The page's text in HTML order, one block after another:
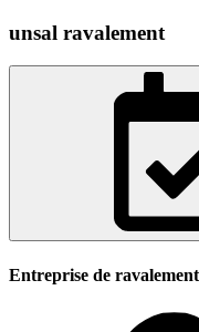
unsal ravalement
Entreprise de